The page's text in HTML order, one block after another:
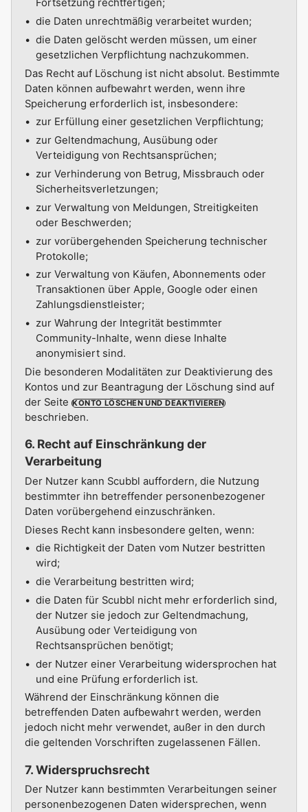
Fortsetzung rechtfertigen;
die Daten unrechtmäßig verarbeitet wurden;
die Daten gelöscht werden müssen, um einer
gesetzlichen Verpflichtung nachzukommen.
Das Recht auf Löschung ist nicht absolut. Bestimmte
Daten können aufbewahrt werden, wenn ihre
Speicherung erforderlich ist, insbesondere:
zur Erfüllung einer gesetzlichen Verpflichtung;
zur Geltendmachung, Ausübung oder
Verteidigung von Rechtsansprüchen;
zur Verhinderung von Betrug, Missbrauch oder
Sicherheitsverletzungen;
zur Verwaltung von Meldungen, Streitigkeiten
oder Beschwerden;
zur vorübergehenden Speicherung technischer
Protokolle;
zur Verwaltung von Käufen, Abonnements oder
Transaktionen über Apple, Google oder einen
Zahlungsdienstleister;
zur Wahrung der Integrität bestimmter
Community-Inhalte, wenn diese Inhalte
anonymisiert sind.
Die besonderen Modalitäten zur Deaktivierung des
Kontos und zur Beantragung der Löschung sind auf
der SeiteKONTO LÖSCHEN UND DEAKTIVIEREN
beschrieben.
6. Recht auf Einschränkung der
Verarbeitung
Der Nutzer kann Scubbl auffordern, die Nutzung
bestimmter ihn betreffender personenbezogener
Daten vorübergehend einzuschränken.
Dieses Recht kann insbesondere gelten, wenn:
die Richtigkeit der Daten vom Nutzer bestritten
wird;
die Verarbeitung bestritten wird;
die Daten für Scubbl nicht mehr erforderlich sind,
der Nutzer sie jedoch zur Geltendmachung,
Ausübung oder Verteidigung von
Rechtsansprüchen benötigt;
der Nutzer einer Verarbeitung widersprochen hat
und eine Prüfung erforderlich ist.
Während der Einschränkung können die
betreffenden Daten aufbewahrt werden, werden
jedoch nicht mehr verwendet, außer in den durch
die geltenden Vorschriften zugelassenen Fällen.
7. Widerspruchsrecht
Der Nutzer kann bestimmten Verarbeitungen seiner
personenbezogenen Daten widersprechen, wenn